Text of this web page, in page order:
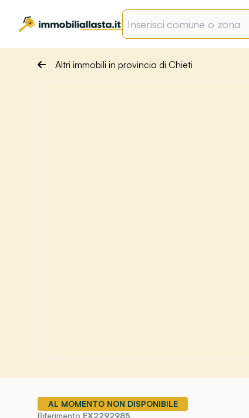
Altri immobili in provincia di Chieti
AL MOMENTO NON DISPONIBILE
Riferimento EX2292985